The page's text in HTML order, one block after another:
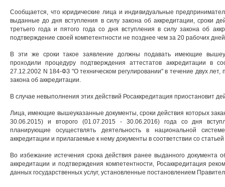
Сообщается, что юридические лица и индивидуальные
выданные до дня вступления в силу закона об аккредитации, сроки
третьего года и пятого года со дня вступления в силу закона об
подтверждение своей компетентности не позднее чем за 20 рабочих
В эти же сроки такое заявление должны подавать имеющие
проходили процедуру подтверждения аттестатов аккредитации в
27.12.2002 N 184-ФЗ "О техническом регулировании" в течение двух
закона об аккредитации.
В случае невыполнения этих действий Росаккредитация приостановит
Лица, имеющие вышеуказанные документы, сроки действия которых
30.06.2015) и второго (01.07.2015 - 30.06.2016) года со дня
планирующие осуществлять деятельность в национальной
аккредитации и прилагаемые к нему документы в соответствии со
Во избежание истечения срока действия ранее выданного документа
аккредитации и подтверждения компетентности, Росаккредитация
данных государственных услуг, установленные постановлением